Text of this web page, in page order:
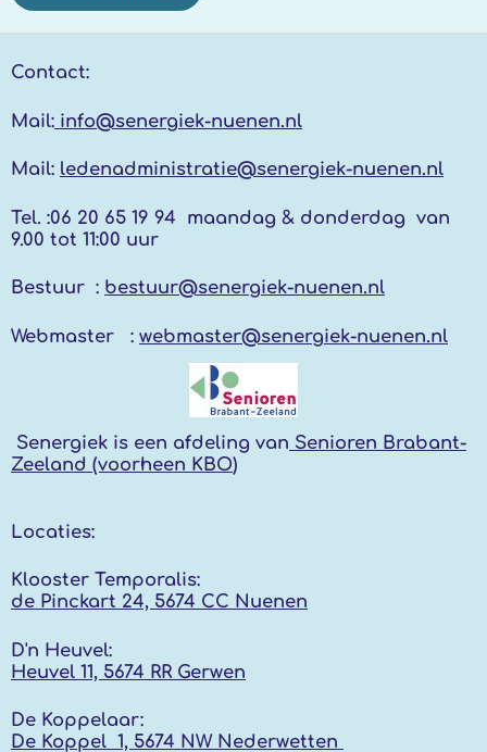
Contact:
Mail: info@senergiek-nuenen.nl
Mail: ledenadministratie@senergiek-nuenen.nl
Tel. :06 20 65 19 94 maandag & donderdag van
9.00 tot 11:00 uur
Bestuur : bestuur@senergiek-nuenen.nl
Webmaster : webmaster@senergiek-nuenen.nl
Senergiek is een afdeling van Senioren Brabant-
Zeeland (voorheen KBO)
Locaties:
Klooster Temporalis:
de Pinckart 24, 5674 CC Nuenen
D'n Heuvel:
Heuvel 11, 5674 RR Gerwen
De Koppelaar:
De Koppel 1, 5674 NW Nederwetten